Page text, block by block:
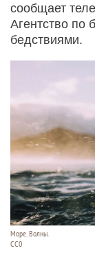
сообщает
Агентство по
бедствиями.
Море. Волны.
СС0